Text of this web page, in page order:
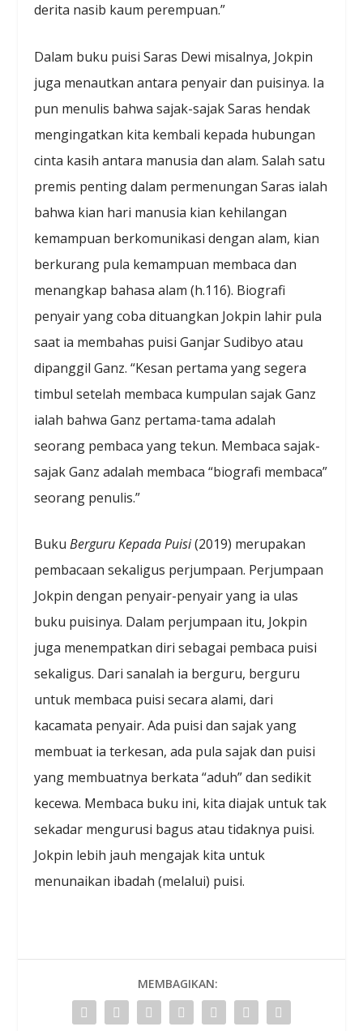
derita nasib kaum perempuan.”
Dalam buku puisi Saras Dewi misalnya, Jokpin
juga menautkan antara penyair dan puisinya. Ia
pun menulis bahwa sajak-sajak Saras hendak
mengingatkan kita kembali kepada hubungan
cinta kasih antara manusia dan alam. Salah satu
premis penting dalam permenungan Saras ialah
bahwa kian hari manusia kian kehilangan
kemampuan berkomunikasi dengan alam, kian
berkurang pula kemampuan membaca dan
menangkap bahasa alam (h.116). Biografi
penyair yang coba dituangkan Jokpin lahir pula
saat ia membahas puisi Ganjar Sudibyo atau
dipanggil Ganz. “Kesan pertama yang segera
timbul setelah membaca kumpulan sajak Ganz
ialah bahwa Ganz pertama-tama adalah
seorang pembaca yang tekun. Membaca sajak-
sajak Ganz adalah membaca “biografi membaca”
seorang penulis.”
BukuBerguru Kepada Puisi(2019) merupakan
pembacaan sekaligus perjumpaan. Perjumpaan
Jokpin dengan penyair-penyair yang ia ulas
buku puisinya. Dalam perjumpaan itu, Jokpin
juga menempatkan diri sebagai pembaca puisi
sekaligus. Dari sanalah ia berguru, berguru
untuk membaca puisi secara alami, dari
kacamata penyair. Ada puisi dan sajak yang
membuat ia terkesan, ada pula sajak dan puisi
yang membuatnya berkata “aduh” dan sedikit
kecewa. Membaca buku ini, kita diajak untuk tak
sekadar mengurusi bagus atau tidaknya puisi.
Jokpin lebih jauh mengajak kita untuk
menunaikan ibadah (melalui) puisi.
MEMBAGIKAN: